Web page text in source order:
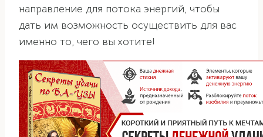
направление для потока энергий, чтобы
дать им возможность осуществить для вас
именно то, чего вы хотите!